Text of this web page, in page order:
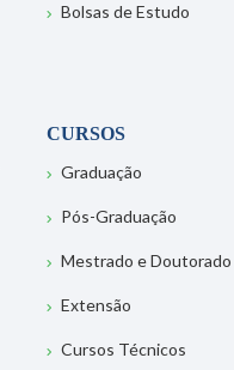
Bolsas de Estudo
CURSOS
Graduação
Pós-Graduação
Mestrado e Doutorado
Extensão
Cursos Técnicos